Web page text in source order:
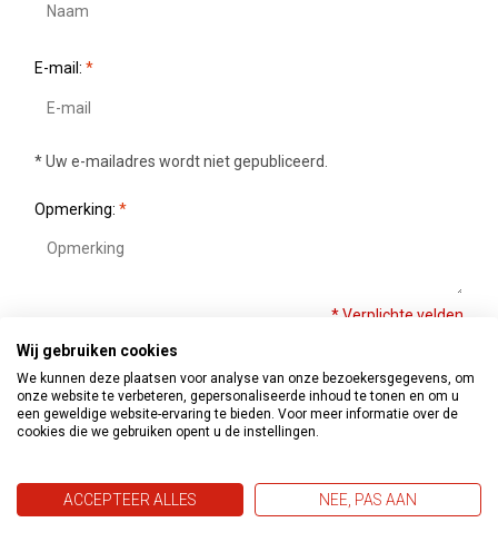
E-mail: *
* Uw e-mailadres wordt niet gepubliceerd.
Opmerking: *
* Verplichte velden
Opslaan
Recente artikelen
Wij gebruiken cookies
We kunnen deze plaatsen voor analyse van onze bezoekersgegevens, om
onze website te verbeteren, gepersonaliseerde inhoud te tonen en om u
een geweldige website-ervaring te bieden. Voor meer informatie over de
cookies die we gebruiken opent u de instellingen.
ACCEPTEER ALLES NEE, PAS AAN